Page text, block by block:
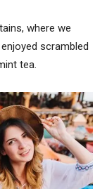
where we
scrambled
tea.